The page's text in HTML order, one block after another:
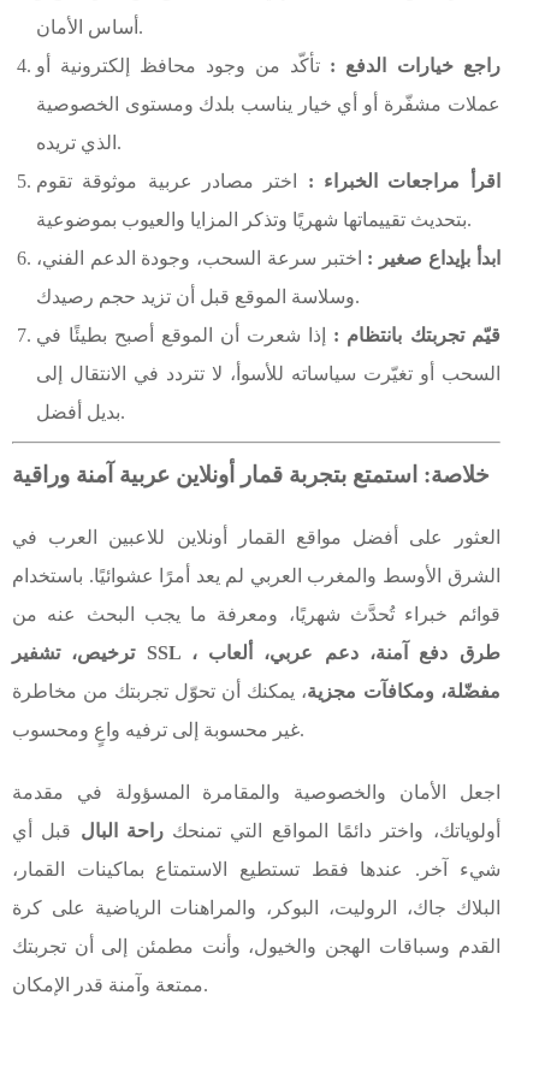
أساس الأمان.
راجع خيارات الدفع : تأكّد من وجود محافظ إلكترونية أو
عملات مشفّرة أو أي خيار يناسب بلدك ومستوى الخصوصية
الذي تريده.
اقرأ مراجعات الخبراء : اختر مصادر عربية موثوقة تقوم
بتحديث تقييماتها شهريًا وتذكر المزايا والعيوب بموضوعية.
ابدأ بإيداع صغير : اختبر سرعة السحب، وجودة الدعم الفني،
وسلاسة الموقع قبل أن تزيد حجم رصيدك.
قيّم تجربتك بانتظام : إذا شعرت أن الموقع أصبح بطيئًا في
السحب أو تغيّرت سياساته للأسوأ، لا تتردد في الانتقال إلى
بديل أفضل.
خلاصة: استمتع بتجربة قمار أونلاين عربية آمنة وراقية
العثور على أفضل مواقع القمار أونلاين للاعبين العرب في
الشرق الأوسط والمغرب العربي لم يعد أمرًا عشوائيًا. باستخدام
قوائم خبراء تُحدَّث شهريًا، ومعرفة ما يجب البحث عنه من
ترخيص، تشفير SSL ، طرق دفع آمنة، دعم عربي، ألعاب
مفضّلة، ومكافآت مجزية، يمكنك أن تحوّل تجربتك من مخاطرة
غير محسوبة إلى ترفيه واعٍ ومحسوب.
اجعل الأمان والخصوصية والمقامرة المسؤولة في مقدمة
أولوياتك، واختر دائمًا المواقع التي تمنحكراحة البال قبل أي
شيء آخر. عندها فقط تستطيع الاستمتاع بماكينات القمار،
البلاك جاك، الروليت، البوكر، والمراهنات الرياضية على كرة
القدم وسباقات الهجن والخيول، وأنت مطمئن إلى أن تجربتك
ممتعة وآمنة قدر الإمكان.